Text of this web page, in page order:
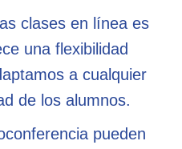
clases en línea es
una flexibilidad
a cualquier
de los alumnos.
pueden